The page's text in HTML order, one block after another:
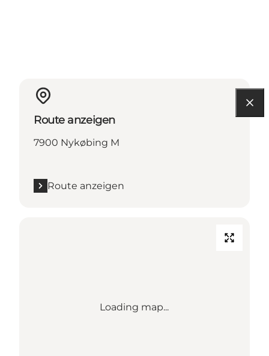
Route anzeigen
7900 Nykøbing M
Route anzeigen
Loading map...